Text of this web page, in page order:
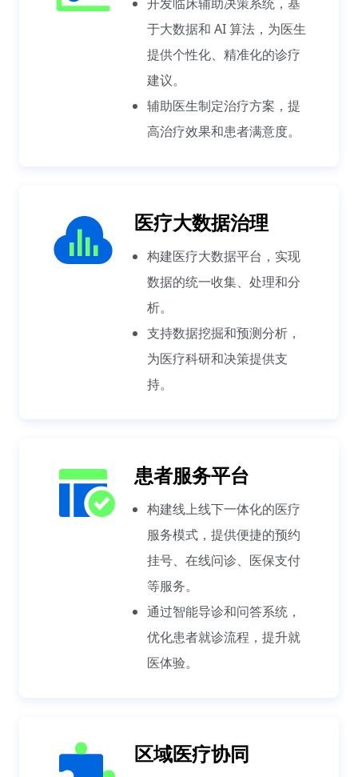
于大数据和 AI 算法，为医生
提供个性化、精准化的诊疗
建议。
辅助医生制定治疗方案，提
高治疗效果和患者满意度。
医疗大数据治理
构建医疗大数据平台，实现
数据的统一收集、处理和分
析。
支持数据挖掘和预测分析，
为医疗科研和决策提供支
持。
患者服务平台
构建线上线下一体化的医疗
服务模式，提供便捷的预约
挂号、在线问诊、医保支付
等服务。
通过智能导诊和问答系统，
优化患者就诊流程，提升就
医体验。
区域医疗协同